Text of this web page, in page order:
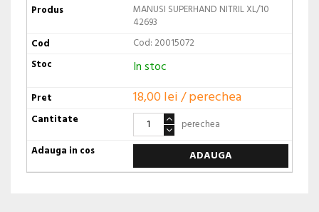
MANUSI SUPERHAND NITRIL XL/10
42693
Cod: 20015072
In stoc
18,00 lei / perechea
perechea
ADAUGA